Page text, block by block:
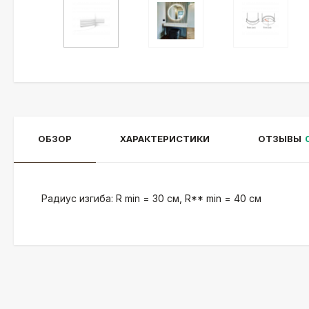
ОБЗОР ХАРАКТЕРИСТИКИ ОТЗЫВЫ
Радиус изгиба: R min = 30 см, R** min = 40 см